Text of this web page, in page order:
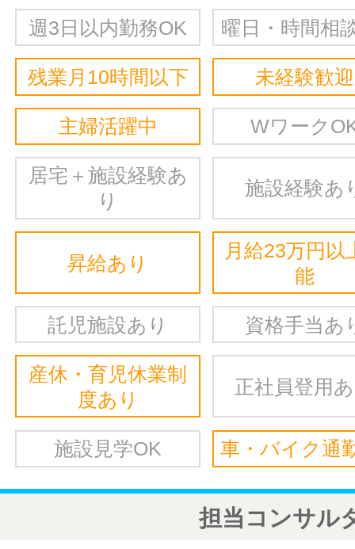
週3日以内勤務OK 曜日・時間相
残業月10時間以下 未経験歓迎
主婦活躍中 Wワーク
居宅＋施設経験あ
り
施設経験あ
昇給あり
月給23万円以
能
託児施設あり 資格手当あ
産休・育児休業制
度あり
正社員登用
施設見学OK 車・バイク通
担当コンサル